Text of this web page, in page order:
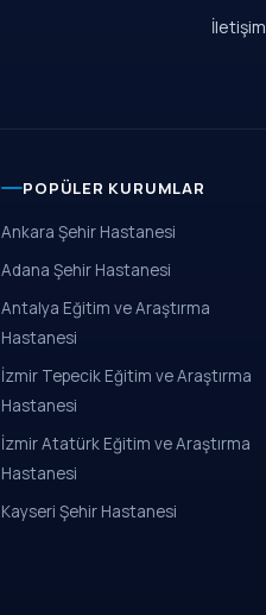
İletişim
POPÜLER KURUMLAR
Ankara Şehir Hastanesi
Adana Şehir Hastanesi
Antalya Eğitim ve Araştırma
Hastanesi
İzmir Tepecik Eğitim ve Araştırma
Hastanesi
İzmir Atatürk Eğitim ve Araştırma
Hastanesi
Kayseri Şehir Hastanesi